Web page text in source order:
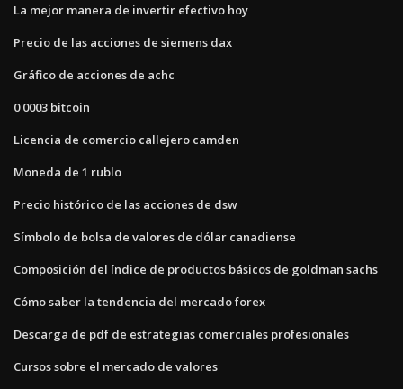
La mejor manera de invertir efectivo hoy
Precio de las acciones de siemens dax
Gráfico de acciones de achc
0 0003 bitcoin
Licencia de comercio callejero camden
Moneda de 1 rublo
Precio histórico de las acciones de dsw
Símbolo de bolsa de valores de dólar canadiense
Composición del índice de productos básicos de goldman sachs
Cómo saber la tendencia del mercado forex
Descarga de pdf de estrategias comerciales profesionales
Cursos sobre el mercado de valores